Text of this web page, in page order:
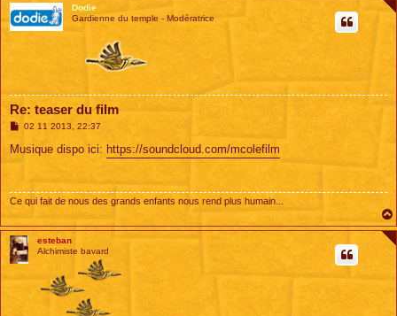
Dodie
Gardienne du temple - Modératrice
Re: teaser du film
M
s
02 11 2013, 22:37
Musique dispo ici: https://soundcloud.com/mcolefilm
Ce qui fait de nous des grands enfants nous rend plus humain...
esteban
Alchimiste bavard